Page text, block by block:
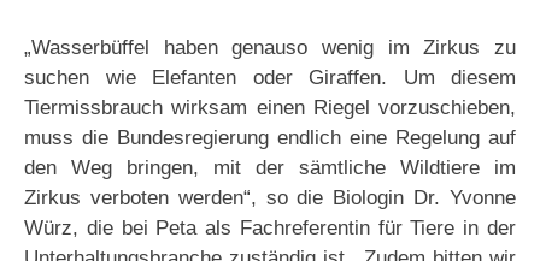
„Wasserbüffel haben genauso wenig im Zirkus zu
suchen wie Elefanten oder Giraffen. Um diesem
Tiermissbrauch wirksam einen Riegel vorzuschieben,
muss die Bundesregierung endlich eine Regelung auf
den Weg bringen, mit der sämtliche Wildtiere im
Zirkus verboten werden“, so die Biologin Dr. Yvonne
Würz, die bei Peta als Fachreferentin für Tiere in der